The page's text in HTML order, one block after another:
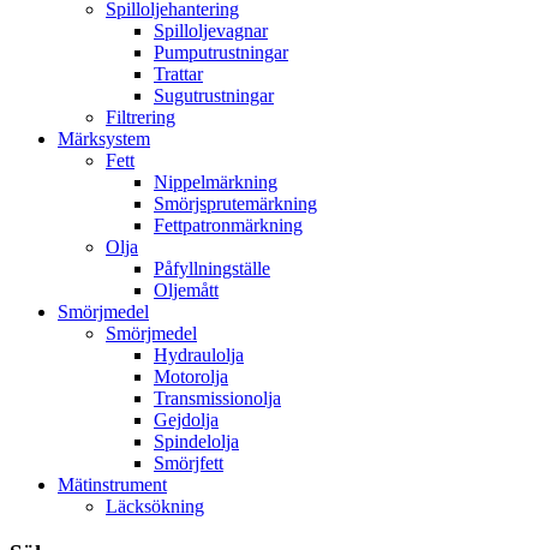
Spilloljehantering
Spilloljevagnar
Pumputrustningar
Trattar
Sugutrustningar
Filtrering
Märksystem
Fett
Nippelmärkning
Smörjsprutemärkning
Fettpatronmärkning
Olja
Påfyllningställe
Oljemått
Smörjmedel
Smörjmedel
Hydraulolja
Motorolja
Transmissionolja
Gejdolja
Spindelolja
Smörjfett
Mätinstrument
Läcksökning